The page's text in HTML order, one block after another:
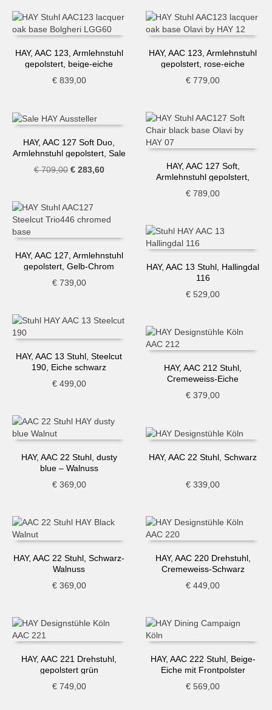
HAY, AAC 123, Armlehnstuhl
gepolstert, beige-eiche
€839,00
HAY, AAC 123, Armlehnstuhl
gepolstert, rose-eiche
€ 779,00
HAY, AAC 127 Soft Duo,
Armlehnstuhl gepolstert, Sale
Aussteller
€709,00 Ursprünglicher
€ 709,00
€283,60Aktueller
HAY, AAC 127 Soft,
Armlehnstuhl gepolstert,
€ 789,00
HAY, AAC 127, Armlehnstuhl
gepolstert, Gelb-Chrom
€739,00
HAY, AAC 13 Stuhl, Hallingdal
116
€ 529,00
HAY, AAC 13 Stuhl, Steelcut
190, Eiche schwarz
€499,00
HAY, AAC 212 Stuhl,
Cremeweiss-Eiche
€ 379,00
HAY, AAC 22 Stuhl, dusty
blue – Walnuss
€369,00
HAY, AAC 22 Stuhl, Schwarz
€ 339,00
HAY, AAC 22 Stuhl, Schwarz-
Walnuss
€369,00
HAY, AAC 220 Drehstuhl,
Cremeweiss-Schwarz
€ 449,00
HAY, AAC 221 Drehstuhl,
gepolstert grün
€749,00
HAY, AAC 222 Stuhl, Beige-
Eiche mit Frontpolster
€ 569,00